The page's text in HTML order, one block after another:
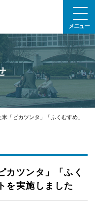
メニュー
「ピカツンタ」「ふくむすめ」
カツンタ」「ふく
を実施しました